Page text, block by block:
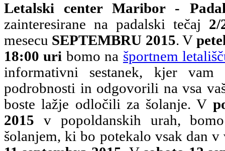
Letalski center Maribor -
zainteresirane na padalski tečaj 2/
mesecu SEPTEMBRU 2015. V
18:00 uri bomo na športnem
informativni sestanek, kjer vam
podrobnosti in odgovorili na vsa
boste lažje odločili za šolanje. V
2015 v popoldanskih urah,
šolanjem, ki bo potekalo vsak dan